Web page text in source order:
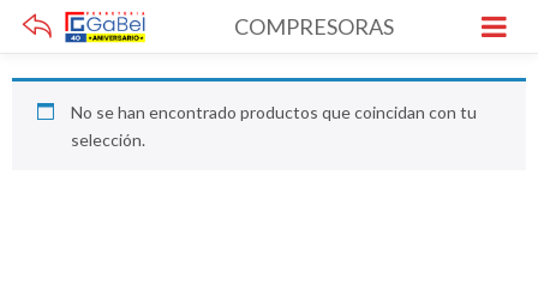
COMPRESORAS
No se han encontrado productos que coincidan con tu
selección.